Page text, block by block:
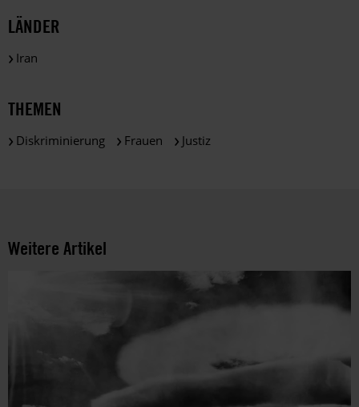
Machterhalt sind die Themen dieses Films, in dessen
Beamte Iman dem System erliegt.
Regie: Mohammad Rasoulof, mit Misagh Zareh und
Soheila Golestani. Kinostart: 26. Dezember 2024
LÄNDER
Iran
THEMEN
Diskriminierung Frauen Justiz
Weitere Artikel